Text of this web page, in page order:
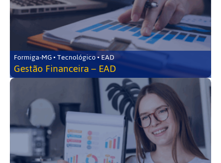
Formiga-MG • Tecnológico • EAD
Gestão Financeira – EAD